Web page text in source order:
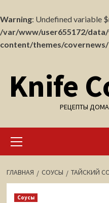
Warning: Undefined variable
/var/www/user655172/
content/themes/
содержимому
Knife
РЕЦЕПТЫ
меню
ГЛАВНАЯ СОУСЫ ТАЙСКИЙ
Соусы